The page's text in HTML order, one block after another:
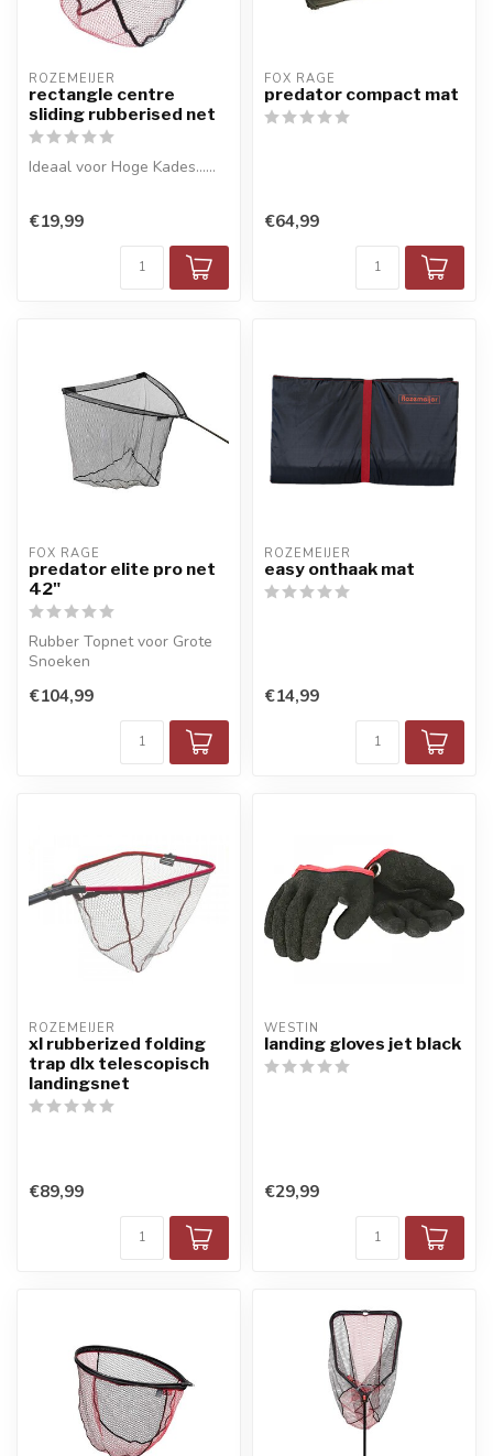
ROZEMEIJER
rectangle centre
sliding rubberised net
Ideaal voor Hoge Kades......
€19,99
FOX RAGE
predator compact mat
€64,99
FOX RAGE
predator elite pro net
42"
Rubber Topnet voor Grote
Snoeken
€104,99
ROZEMEIJER
easy onthaak mat
€14,99
ROZEMEIJER
xl rubberized folding
trap dlx telescopisch
landingsnet
€89,99
WESTIN
landing gloves jet black
€29,99